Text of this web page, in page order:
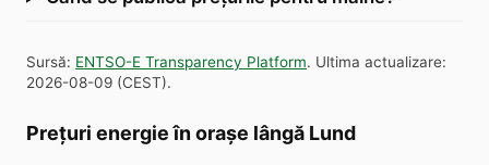
Sursă: ENTSO-E Transparency Platform. Ultima actualizare:
2026-08-09 (CEST).
Prețuri energie în orașe lângă Lund